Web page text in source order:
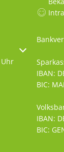
Schließzeiten
IBAN:
BIC:
IBAN:
BIC: